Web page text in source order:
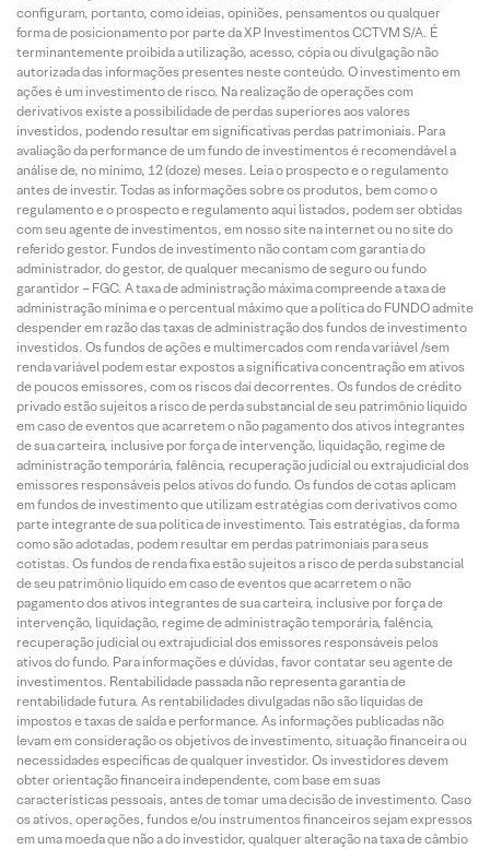
configuram, portanto, como ideias, opiniões, pensamentos ou qualquer
forma de posicionamento por parte da XP Investimentos CCTVM S/A. É
terminantemente proibida a utilização, acesso, cópia ou divulgação não
autorizada das informações presentes neste conteúdo. O investimento em
ações é um investimento de risco. Na realização de operações com
derivativos existe a possibilidade de perdas superiores aos valores
investidos, podendo resultar em significativas perdas patrimoniais. Para
avaliação da performance de um fundo de investimentos é recomendável a
análise de, no mínimo, 12 (doze) meses. Leia o prospecto e o regulamento
antes de investir. Todas as informações sobre os produtos, bem como o
regulamento e o prospecto e regulamento aqui listados, podem ser obtidas
com seu agente de investimentos, em nosso site na internet ou no site do
referido gestor. Fundos de investimento não contam com garantia do
administrador, do gestor, de qualquer mecanismo de seguro ou fundo
garantidor – FGC. A taxa de administração máxima compreende a taxa de
administração mínima e o percentual máximo que a política do FUNDO admite
despender em razão das taxas de administração dos fundos de investimento
investidos. Os fundos de ações e multimercados com renda variável /sem
renda variável podem estar expostos a significativa concentração em ativos
de poucos emissores, com os riscos daí decorrentes. Os fundos de crédito
privado estão sujeitos a risco de perda substancial de seu patrimônio líquido
em caso de eventos que acarretem o não pagamento dos ativos integrantes
de sua carteira, inclusive por força de intervenção, liquidação, regime de
administração temporária, falência, recuperação judicial ou extrajudicial dos
emissores responsáveis pelos ativos do fundo. Os fundos de cotas aplicam
em fundos de investimento que utilizam estratégias com derivativos como
parte integrante de sua política de investimento. Tais estratégias, da forma
como são adotadas, podem resultar em perdas patrimoniais para seus
cotistas. Os fundos de renda fixa estão sujeitos a risco de perda substancial
de seu patrimônio líquido em caso de eventos que acarretem o não
pagamento dos ativos integrantes de sua carteira, inclusive por força de
intervenção, liquidação, regime de administração temporária, falência,
recuperação judicial ou extrajudicial dos emissores responsáveis pelos
ativos do fundo. Para informações e dúvidas, favor contatar seu agente de
investimentos. Rentabilidade passada não representa garantia de
rentabilidade futura. As rentabilidades divulgadas não são líquidas de
impostos e taxas de saída e performance. As informações publicadas não
levam em consideração os objetivos de investimento, situação financeira ou
necessidades específicas de qualquer investidor. Os investidores devem
obter orientação financeira independente, com base em suas
características pessoais, antes de tomar uma decisão de investimento. Caso
os ativos, operações, fundos e/ou instrumentos financeiros sejam expressos
em uma moeda que não a do investidor, qualquer alteração na taxa de câmbio